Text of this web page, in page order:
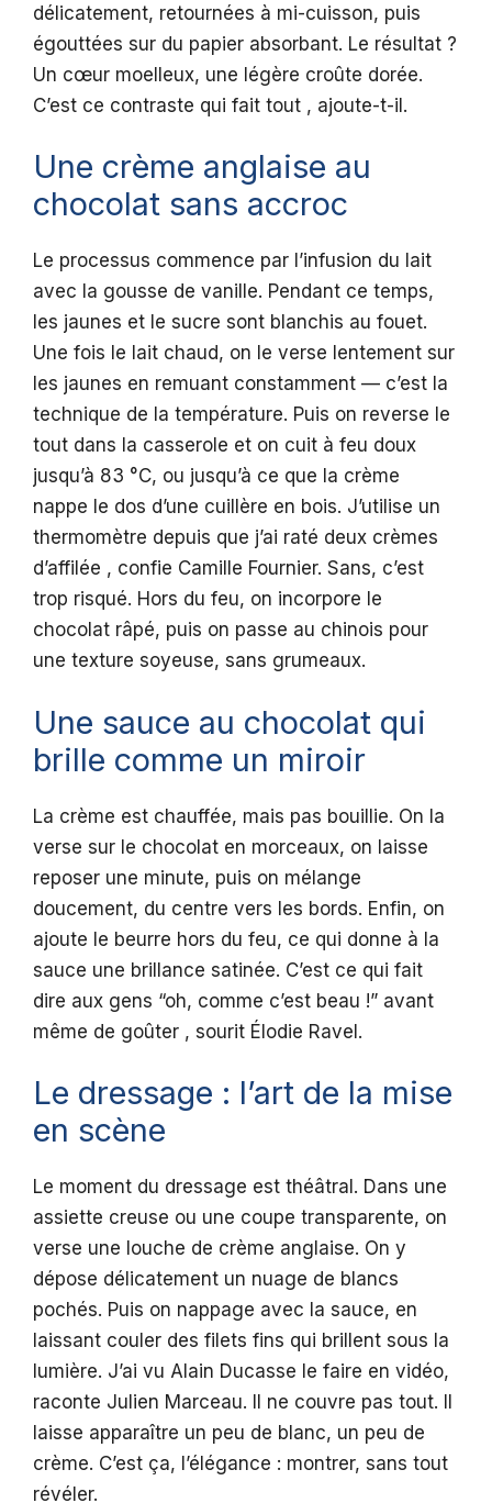
délicatement, retournées à mi-cuisson, puis
égouttées sur du papier absorbant. Le résultat ?
Un cœur moelleux, une légère croûte dorée.
C’est ce contraste qui fait tout , ajoute-t-il.
Une crème anglaise au
chocolat sans accroc
Le processus commence par l’infusion du lait
avec la gousse de vanille. Pendant ce temps,
les jaunes et le sucre sont blanchis au fouet.
Une fois le lait chaud, on le verse lentement sur
les jaunes en remuant constamment — c’est la
technique de la température. Puis on reverse le
tout dans la casserole et on cuit à feu doux
jusqu’à 83 °C, ou jusqu’à ce que la crème
nappe le dos d’une cuillère en bois. J’utilise un
thermomètre depuis que j’ai raté deux crèmes
d’affilée , confie Camille Fournier. Sans, c’est
trop risqué. Hors du feu, on incorpore le
chocolat râpé, puis on passe au chinois pour
une texture soyeuse, sans grumeaux.
Une sauce au chocolat qui
brille comme un miroir
La crème est chauffée, mais pas bouillie. On la
verse sur le chocolat en morceaux, on laisse
reposer une minute, puis on mélange
doucement, du centre vers les bords. Enfin, on
ajoute le beurre hors du feu, ce qui donne à la
sauce une brillance satinée. C’est ce qui fait
dire aux gens “oh, comme c’est beau !” avant
même de goûter , sourit Élodie Ravel.
Le dressage : l’art de la mise
en scène
Le moment du dressage est théâtral. Dans une
assiette creuse ou une coupe transparente, on
verse une louche de crème anglaise. On y
dépose délicatement un nuage de blancs
pochés. Puis on nappage avec la sauce, en
laissant couler des filets fins qui brillent sous la
lumière. J’ai vu Alain Ducasse le faire en vidéo,
raconte Julien Marceau. Il ne couvre pas tout. Il
laisse apparaître un peu de blanc, un peu de
crème. C’est ça, l’élégance : montrer, sans tout
révéler.